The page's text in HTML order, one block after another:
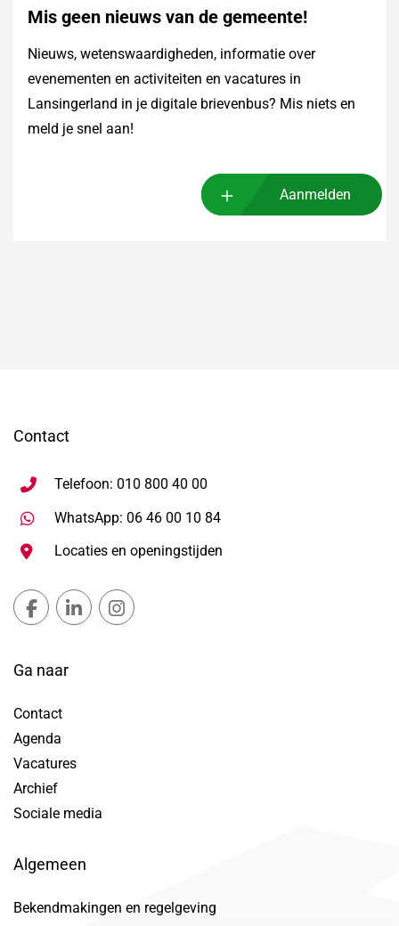
Mis geen nieuws van de gemeente!
Nieuws, wetenswaardigheden, informatie over
evenementen en activiteiten en vacatures in
Lansingerland in je digitale brievenbus? Mis niets en
meld je snel aan!
Aanmelden
Contact
Telefoon: 010 800 40 00
WhatsApp: 06 46 00 10 84Stuur WhatsApp bericht,
Locaties en openingstijden
Gemeente Lansingerland Facebook, opent in nieuw
Gemeente Lansingerland LinkedIn, opent in
Ga naar
Contact
Agenda
Vacatures
Archief
Sociale media
Algemeen
Bekendmakingen en regelgeving